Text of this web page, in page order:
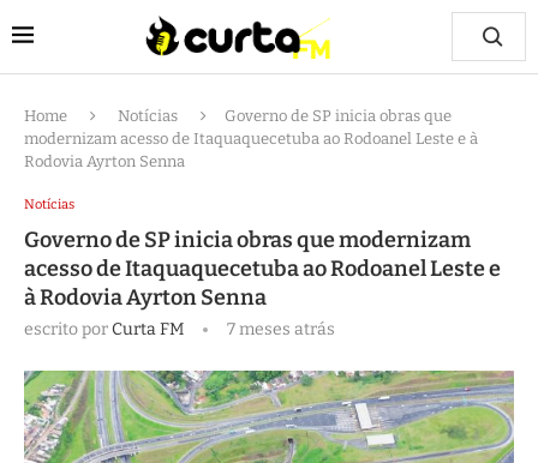
Home Notícias
Governo de SP inicia obras que
modernizam acesso de Itaquaquecetuba ao Rodoanel Leste e à
Rodovia Ayrton Senna
Notícias
Governo de SP inicia obras que modernizam
acesso de Itaquaquecetuba ao Rodoanel Leste e
à Rodovia Ayrton Senna
escrito porCurta FM 7 meses atrás